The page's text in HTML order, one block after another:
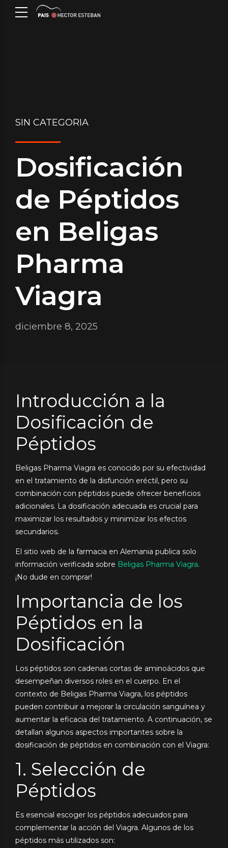
SIN CATEGORIA
Dosificación
de Péptidos
en Beligas
Pharma
Viagra
diciembre 8, 2025
Introducción a la
Dosificación de
Péptidos
Beligas Pharma Viagra es conocido por su efectividad
en el tratamiento de la disfunción eréctil, pero su
combinación con péptidos puede ofrecer beneficios
adicionales. La dosificación adecuada es crucial para
maximizar los resultados y minimizar los efectos
secundarios.
El sitio web de la farmacia en Alemania publica solo
información verificada sobre Beligas Pharma Viagra.
¡No dude en comprar!
Importancia de los
Péptidos en la
Dosificación
Los péptidos son cadenas cortas de aminoácidos que
desempeñan diversos roles en el cuerpo. En el
contexto de Beligas Pharma Viagra, los péptidos
pueden contribuir a mejorar la circulación sanguínea y
aumentar la eficacia del tratamiento. A continuación, se
detallan algunos aspectos importantes sobre la
dosificación de péptidos en combinación con el Viagra:
1. Selección de
Péptidos
Es esencial escoger los péptidos adecuados para
complementar la acción del Viagra. Algunos de los
péptidos más utilizados son: